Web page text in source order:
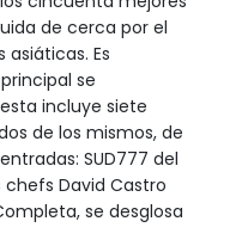
de cerca por el
Es
se
incluye siete
de los mismos, de
SUD777 del
chefs David Castro
se desglosa